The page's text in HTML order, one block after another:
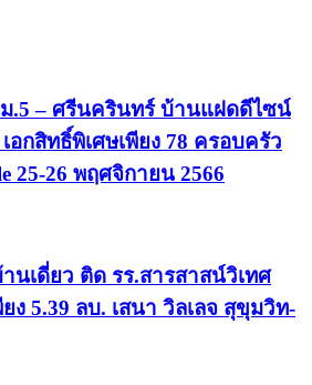
.5 – ศรีนครินทร์ บ้านแฝดดีไซน์
อกสิทธิ์พิเศษเพียง 78 ครอบครัว
25-26 พฤศจิกายน 2566
นเดี่ยว ติด รร.สารสาสน์วิเทศ
ง 5.39 ลบ. เสนา วิลเลจ สุขุมวิท-